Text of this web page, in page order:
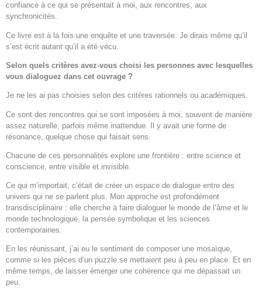
confiance à ce qui se présentait à moi, aux rencontres, aux
synchronicités.
Ce livre est à la fois une enquête et une traversée. Je dirais même qu’il
s’est écrit autant qu’il a été vécu.
Selon quels critères avez-vous choisi les personnes avec lesquelles
vous dialoguez dans cet ouvrage ?
Je ne les ai pas choisies selon des critères rationnels ou académiques.
Ce sont des rencontres qui se sont imposées à moi, souvent de manière
assez naturelle, parfois même inattendue. Il y avait une forme de
résonance, quelque chose qui faisait sens.
Chacune de ces personnalités explore une frontière : entre science et
conscience, entre visible et invisible.
Ce qui m’importait, c’était de créer un espace de dialogue entre des
univers qui ne se parlent plus. Mon approche est profondément
transdisciplinaire : elle cherche à faire dialoguer le monde de l’âme et le
monde technologique, la pensée symbolique et les sciences
contemporaines.
En les réunissant, j’ai eu le sentiment de composer une mosaïque,
comme si les pièces d’un puzzle se mettaient peu à peu en place. Et en
même temps, de laisser émerger une cohérence qui me dépassait un
peu.